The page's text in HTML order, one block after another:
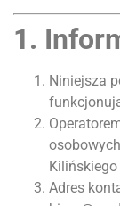
1.
Niniejsza
Adres